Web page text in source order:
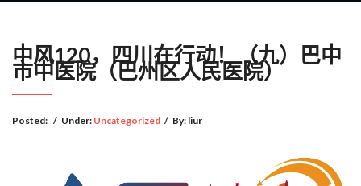
中风120，四川在行动！（九）巴中
市中医院（巴州区人民医院）
Posted: / Under: Uncategorized / By: liur